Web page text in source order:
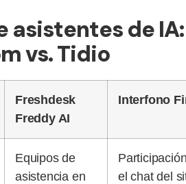
de IA:
vs. Tidio
Freshdesk
Freddy AI
Interfono
Equipos de
asistencia en
el chat del